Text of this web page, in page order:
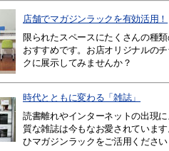
店舗でマガジンラックを有効活用！
限られたスペースにたくさんの種
おすすめです。お店オリジナルの
クに展示してみませんか？
時代とともに変わる「雑誌」
読書離れやインターネットの出現
質な雑誌は今もなお愛されていま
ひマガジンラックをご活用ください